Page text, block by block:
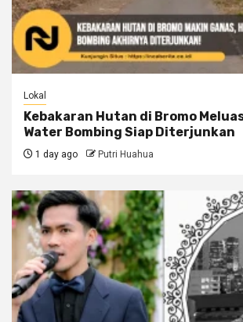
Lokal
Kebakaran Hutan di Bromo
Water Bombing Siap Diterjunkan
1 day ago Putri Huahua